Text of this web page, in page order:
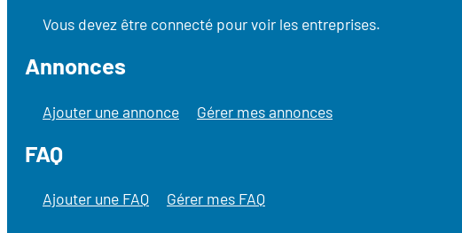
Vous devez être connecté pour voir les entreprises.
Annonces
Ajouter une annonce Gérer mes annonces
FAQ
Ajouter une FAQ Gérer mes FAQ